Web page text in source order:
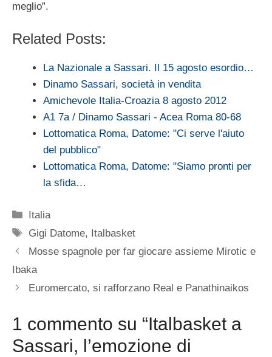
meglio”.
Related Posts:
La Nazionale a Sassari. Il 15 agosto esordio…
Dinamo Sassari, società in vendita
Amichevole Italia-Croazia 8 agosto 2012
A1 7a / Dinamo Sassari - Acea Roma 80-68
Lottomatica Roma, Datome: "Ci serve l'aiuto
del pubblico"
Lottomatica Roma, Datome: "Siamo pronti per
la sfida…
Categorie
Italia
Tag
Gigi Datome, Italbasket
Mosse spagnole per far giocare assieme Mirotic e
Ibaka
Euromercato, si rafforzano Real e Panathinaikos
1 commento su “Italbasket a
Sassari, l’emozione di